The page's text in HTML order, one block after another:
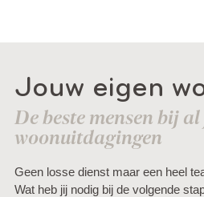
Jouw eigen
De beste mensen bij
woonuitdagingen
Geen losse dienst maar een heel
Wat heb jij nodig bij de volgende